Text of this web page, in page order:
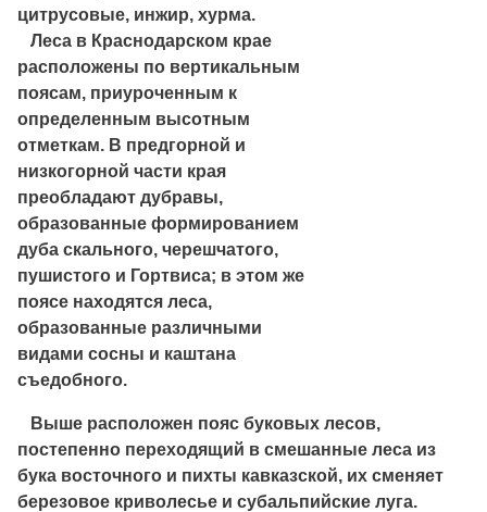
цитрусовые, инжир, хурма.
Леса в Краснодарском крае
расположены по вертикальным
поясам, приуроченным к
определенным высотным
отметкам. В предгорной и
низкогорной части края
преобладают дубравы,
образованные формированием
дуба скального, черешчатого,
пушистого и Гортвиса; в этом же
поясе находятся леса,
образованные различными
видами сосны и каштана
съедобного.
Выше расположен пояс буковых лесов,
постепенно переходящий в смешанные леса из
бука восточного и пихты кавказской, их сменяет
березовое криволесье и субальпийские луга.